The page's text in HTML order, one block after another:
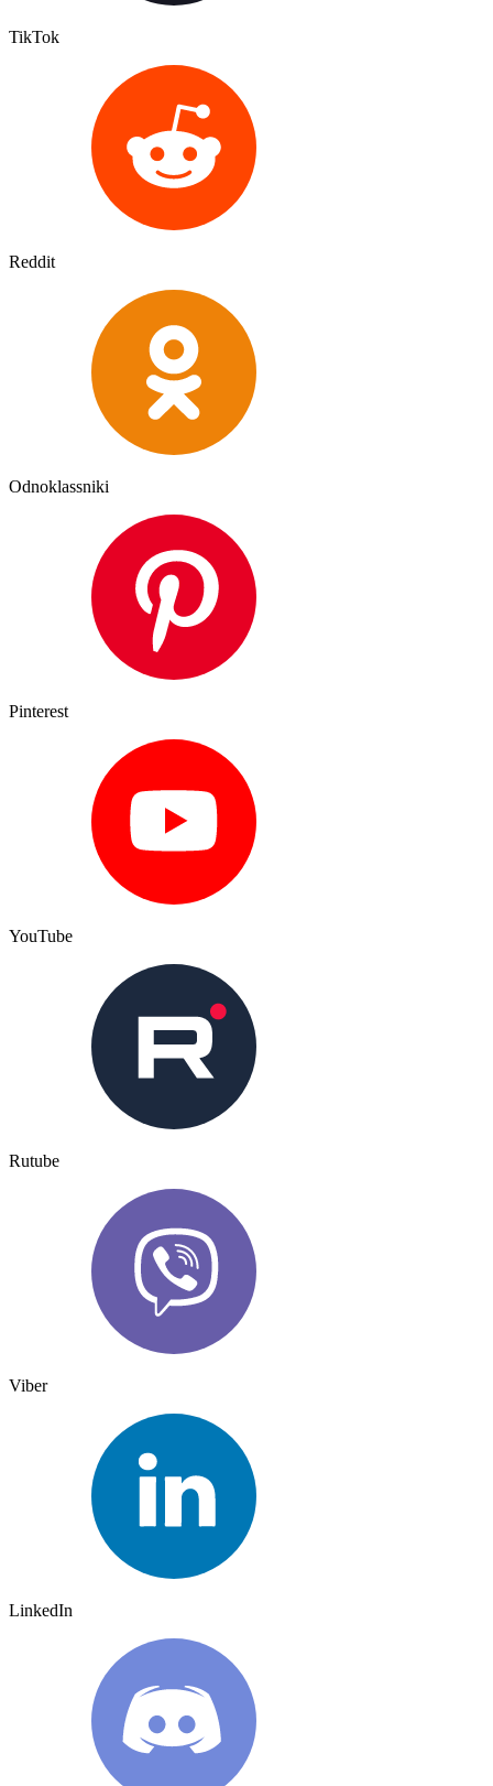
TikTok
Reddit
Odnoklassniki
Pinterest
YouTube
Rutube
Viber
LinkedIn